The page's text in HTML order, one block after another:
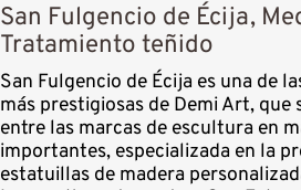
San Fulgencio de Écija,
Tratamiento teñido
San Fulgencio de Écija es una de
más prestigiosas de Demi Art, que
entre las marcas de escultura en
importantes, especializada en la
estatuillas de madera